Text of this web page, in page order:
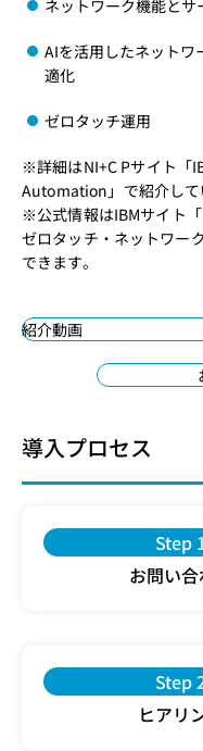
ネットワーク機能と
AIを活用したネットワ
適化
ゼロタッチ運用
※詳細はNI+C Pサイト「
Automation 」で紹介して
※公式情報はIBMサイト「
ゼロタッチ・ネットワー
できます。
紹介動画
導入プロセス
Step
お問い
Step
ヒアリ